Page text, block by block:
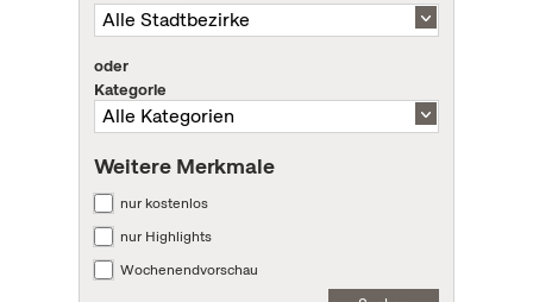
oder
Kategorie
Weitere Merkmale
nur kostenlos
nur Highlights
Wochenendvorschau